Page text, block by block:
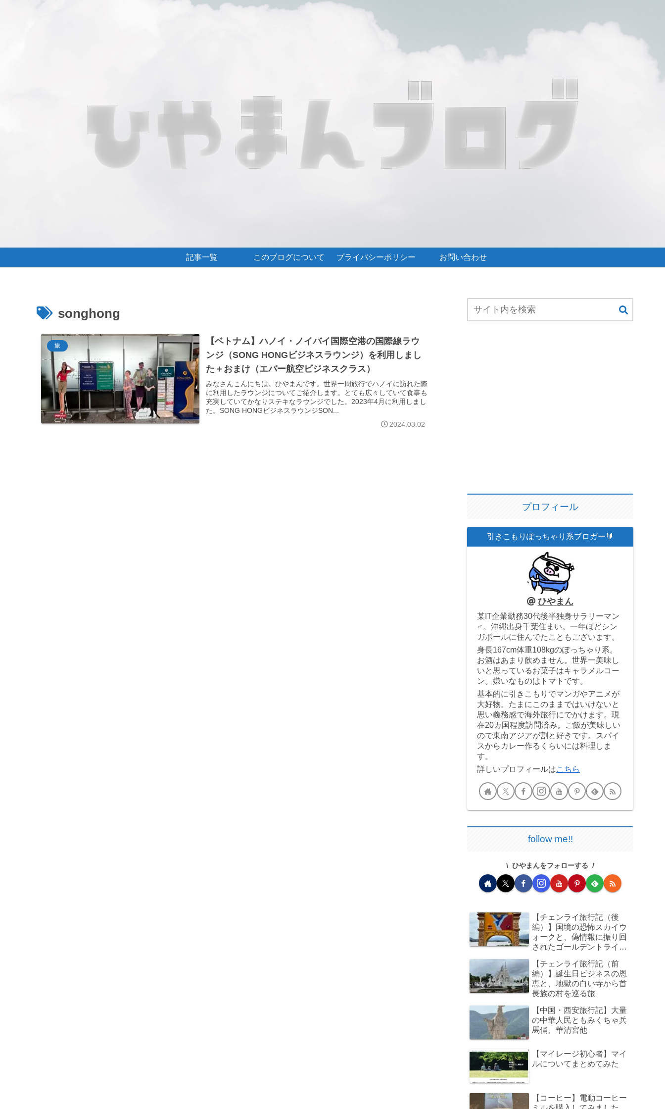
記事一覧 このブログについて プライバシーポリシー お問い合わせ
songhong
旅
【ベトナム】ハノイ・ノイバイ国際空港の国際線ラウ
ンジ（SONG HONGビジネスラウンジ）を利用しまし
た＋おまけ（エバー航空ビジネスクラス）
みなさんこんにちは。ひやまんです。世界一周旅行でハノイに訪れた際
に利用したラウンジについてご紹介します。とても広々していて食事も
充実していてかなりステキなラウンジでした。2023年4月に利用しまし
た。SONG HONGビジネスラウンジSON...
2024.03.02
プロフィール
引きこもりぽっちゃり系ブロガー🔰
ひやまん
某IT企業勤務30代後半独身サラリーマン
♂。沖縄出身千葉住まい。一年ほどシン
ガポールに住んでたこともございます。
身長167cm体重108kgのぽっちゃり系。
お酒はあまり飲めません。世界一美味し
いと思っているお菓子はキャラメルコー
ン。嫌いなものはトマトです。
基本的に引きこもりでマンガやアニメが
大好物。たまにこのままではいけないと
思い義務感で海外旅行にでかけます。現
在20カ国程度訪問済み。ご飯が美味しい
ので東南アジアが割と好きです。スパイ
スからカレー作るくらいには料理しま
す。
詳しいプロフィールはこちら
follow me!!
ひやまんをフォローする
【チェンライ旅行記（後
編）】国境の恐怖スカイウ
ォークと、偽情報に振り回
されたゴールデントライア
ネスクラスで足元の狭さに
咽び泣く旅
【チェンライ旅行記（前
編）】誕生日ビジネスの恩
恵と、地獄の白い寺から首
長族の村を巡る旅
【中国・西安旅行記】大量
の中華人民ともみくちゃ兵
馬俑、華清宮他
【マイレージ初心者】マイ
ルについてまとめてみた
【コーヒー】電動コーヒー